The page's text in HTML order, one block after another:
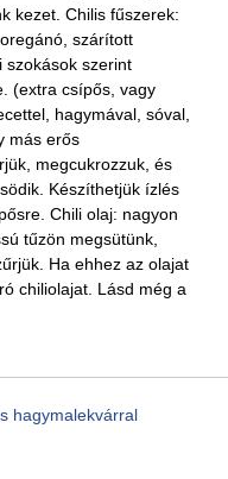
kezet. Chilis fűszerek:
szárított
szokások szerint
(extra csípős, vagy
hagymával, sóval,
más erős
megcukrozzuk, és
Készíthetjük ízlés
Chili olaj: nagyon
tűzön megsütünk,
Ha ehhez az olajat
chiliolajat. Lásd még a
hagymalekvárral